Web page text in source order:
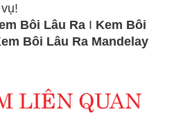
Bôi Lâu Ra I Kem Bôi
Bôi Lâu Ra Mandelay
LIÊN QUAN